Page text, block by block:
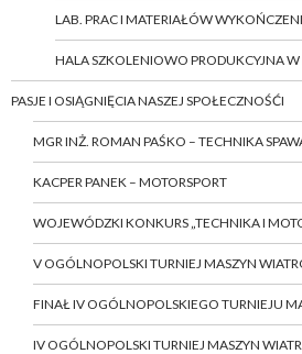
LAB. PRAC I MATERIAŁÓW
HALA SZKOLENIOWO PRODUKCYJNA
PASJE I OSIĄGNIĘCIA NASZEJ SPOŁECZNOŚĆI
MGR INŻ. ROMAN PAŚKO – TECHNIKA
KACPER PANEK – MOTORSPORT
WOJEWÓDZKI KONKURS „TECHNIKA I
V OGÓLNOPOLSKI TURNIEJ MASZYN
FINAŁ IV OGÓLNOPOLSKIEGO TURNIEJU
IV OGÓLNOPOLSKI TURNIEJ MASZYN